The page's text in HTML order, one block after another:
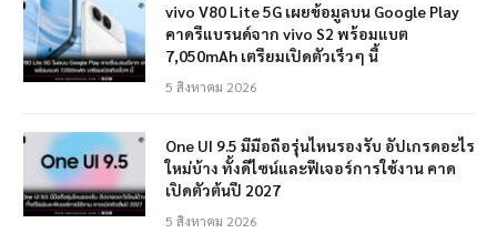
vivo V80 Lite 5G เผยข้อมูลบน Google Play
คาดรีแบรนด์จาก vivo S2 พร้อมแบต
7,050mAh เตรียมเปิดตัวเร็วๆ นี้
5 สิงหาคม 2026
One UI 9.5 มีมือถือรุ่นไหนรองรับ อัปเกรดอะไร
ใหม่บ้าง ทั้งดีไซน์และฟีเจอร์การใช้งาน คาด
เปิดตัวต้นปี 2027
5 สิงหาคม 2026